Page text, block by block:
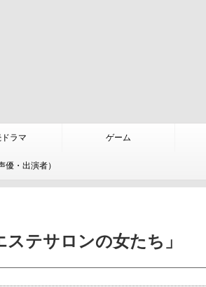
ラマ ゲーム
優・出演者）
テサロンの女たち」